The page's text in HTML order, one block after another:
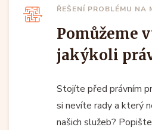
ŘEŠENÍ PROBLÉMU NA
Pomůžeme
jakýkoli
Stojíte před právním
si nevíte rady a který
našich služeb?